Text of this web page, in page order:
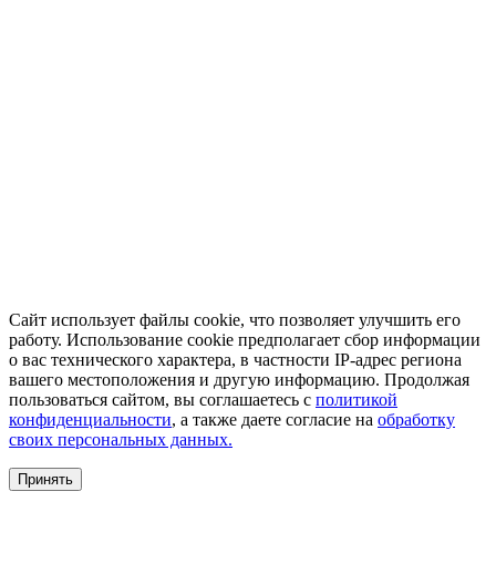
Сайт использует файлы cookie, что позволяет улучшить его
работу. Использование cookie предполагает сбор информации
о вас технического характера, в частности IP-адрес региона
вашего местоположения и другую информацию. Продолжая
пользоваться сайтом, вы соглашаетесь с политикой
конфиденциальности, а также даете согласие на обработку
своих персональных данных.
Принять